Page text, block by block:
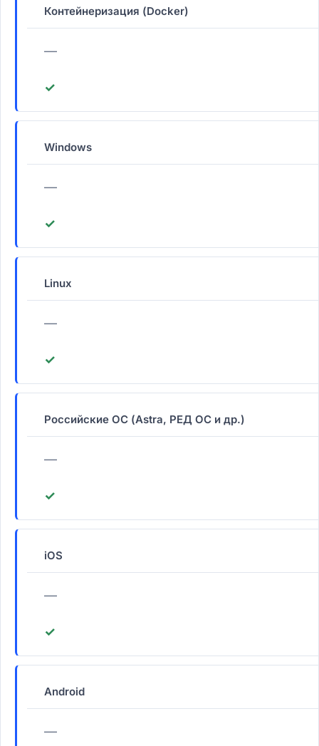
Контейнеризация (Docker)
—
✓
Windows
—
✓
Linux
—
✓
Российские ОС (Astra, РЕД ОС и др.)
—
✓
iOS
—
✓
Android
—